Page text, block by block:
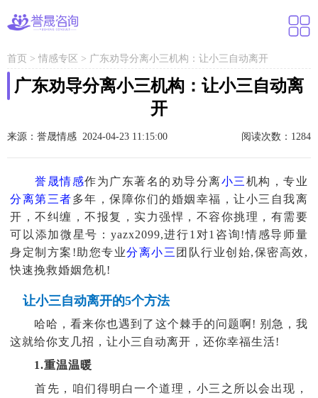
首页 > 情感专区 > 广东劝导分离小三机构：让小三自动离开
广东劝导分离小三机构：让小三自动离
开
来源：誉晟情感 2024-04-23 11:15:00 阅读次数：1284
誉晟情感作为广东著名的劝导分离小三机构，专业
分离第三者多年，保障你们的婚姻幸福，让小三自我离
开，不纠缠，不报复，实力强悍，不容你挑理，有需要
可以添加微星号：yazx2099,进行1对1咨询!情感导师量
身定制方案!助您专业分离小三 团队行业创始,保密高效,
快速挽救婚姻危机!
让小三自动离开的5个方法
哈哈，看来你也遇到了这个棘手的问题啊! 别急，我
这就给你支几招，让小三自动离开，还你幸福生活!
1.重温温暖
首先，咱们得明白一个道理，小三之所以会出现，